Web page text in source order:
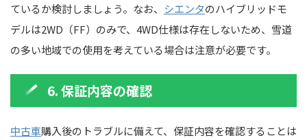
ているか検討しましょう。なお、 シエンタのハイブリッドモ
デルは2WD（FF）のみで、4WD仕様は存在しないため、雪道
の多い地域での使用を考えている場合は注意が必要です。
6. 保証内容の確認
中古車購入後のトラブルに備えて、保証内容を確認することは